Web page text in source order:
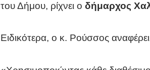
του Δήμου, ρίχνει ο δήμαρχος
Ειδικότερα, ο κ. Ρούσσος